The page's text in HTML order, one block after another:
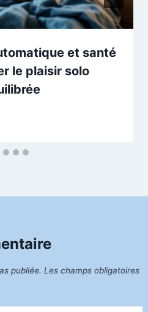
et santé
le plaisir solo
publiée. Les champs obligatoires